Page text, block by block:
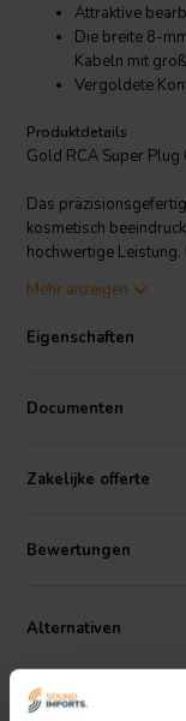
Attraktive
Die breite 8-
Kabeln mit
Vergoldete
Produktdetails
Gold RCA Super
Das
kosmetisch
hochwertige
herzustellen.
Spezifikationen:
Abmessungen: 12,7
Mehr anzeigen
Eigenschaften
Documenten
Zakelijke offerte
Bewertungen
Alternativen